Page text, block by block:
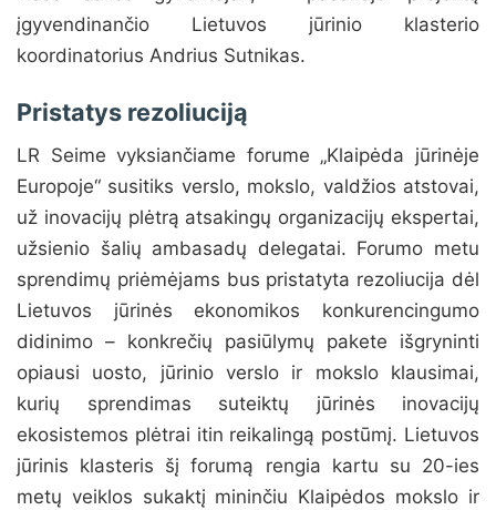
įgyvendinančio Lietuvos jūrinio klasterio
koordinatorius Andrius Sutnikas.
Pristatys rezoliuciją
LR Seime vyksiančiame forume „Klaipėda jūrinėje
Europoje“ susitiks verslo, mokslo, valdžios atstovai,
už inovacijų plėtrą atsakingų organizacijų ekspertai,
užsienio šalių ambasadų delegatai. Forumo metu
sprendimų priėmėjams bus pristatyta rezoliucija dėl
Lietuvos jūrinės ekonomikos konkurencingumo
didinimo – konkrečių pasiūlymų pakete išgryninti
opiausi uosto, jūrinio verslo ir mokslo klausimai,
kurių sprendimas suteiktų jūrinės inovacijų
ekosistemos plėtrai itin reikalingą postūmį. Lietuvos
jūrinis klasteris šį forumą rengia kartu su 20-ies
metų veiklos sukaktį mininčiu Klaipėdos mokslo ir